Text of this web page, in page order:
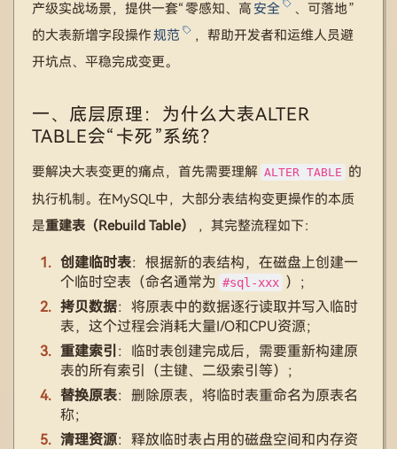
产级实战场景，提供一套“零感知、高安全
、可落地”
的大表新增字段操作规范
，帮助开发者和运维人员避
开坑点、平稳完成变更。
一、底层原理：为什么大表ALTER
TABLE会“卡死”系统？
要解决大表变更的痛点，首先需要理解 ALTER TABLE 的
执行机制。在MySQL中，大部分表结构变更操作的本质
是重建表（Rebuild Table） ，其完整流程如下：
创建临时表：根据新的表结构，在磁盘上创建一
个临时空表（命名通常为 #sql-xxx ）；
拷贝数据：将原表中的数据逐行读取并写入临时
表，这个过程会消耗大量I/O和CPU资源；
重建索引 ：临时表创建完成后，需要重新构建原
表的所有索引（主键、二级索引等）；
替换原表：删除原表，将临时表重命名为原表名
称；
清理资源：释放临时表占用的磁盘空间和内存资